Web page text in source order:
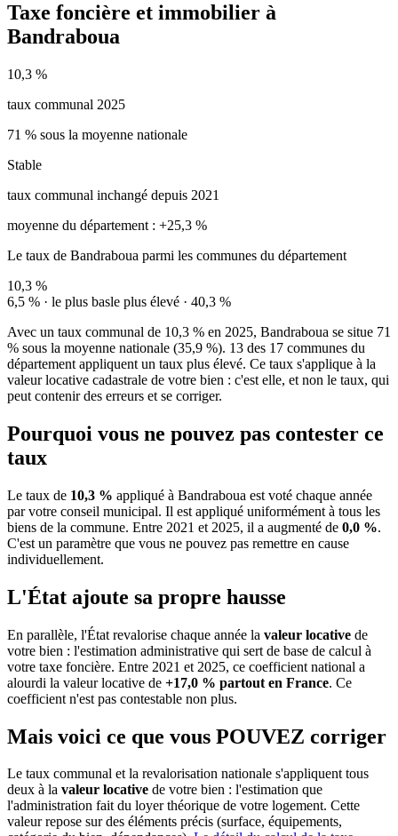
Taxe foncière et immobilier à
Bandraboua
10,3 %
taux communal 2025
71 % sous la moyenne nationale
Stable
taux communal inchangé depuis 2021
moyenne du département : +25,3 %
Le taux de Bandraboua parmi les communes du département
10,3 %
6,5 % · le plus basle plus élevé · 40,3 %
Avec un taux communal de 10,3 % en 2025, Bandraboua se situe 71
% sous la moyenne nationale (35,9 %). 13 des 17 communes du
département appliquent un taux plus élevé. Ce taux s'applique à la
valeur locative cadastrale de votre bien : c'est elle, et non le taux, qui
peut contenir des erreurs et se corriger.
Pourquoi vous ne pouvez pas contester ce
taux
Le taux de 10,3 % appliqué à Bandraboua est voté chaque année
par votre conseil municipal. Il est appliqué uniformément à tous les
biens de la commune. Entre 2021 et 2025, il a augmenté de 0,0 %.
C'est un paramètre que vous ne pouvez pas remettre en cause
individuellement.
L'État ajoute sa propre hausse
En parallèle, l'État revalorise chaque année la valeur locative de
votre bien : l'estimation administrative qui sert de base de calcul à
votre taxe foncière. Entre 2021 et 2025, ce coefficient national a
alourdi la valeur locative de +17,0 % partout en France. Ce
coefficient n'est pas contestable non plus.
Mais voici ce que vous POUVEZ corriger
Le taux communal et la revalorisation nationale s'appliquent tous
deux à la valeur locative de votre bien : l'estimation que
l'administration fait du loyer théorique de votre logement. Cette
valeur repose sur des éléments précis (surface, équipements,